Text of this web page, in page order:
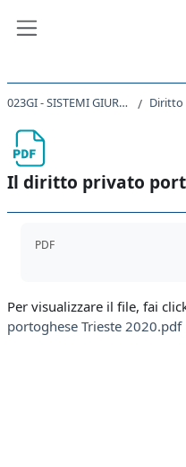
023GI - SISTEMI GIURIDICI COMPARATI 2020
Il diritto privato
PDF
Per visualizzare il file, fai
portoghese Trieste 2020.pdf